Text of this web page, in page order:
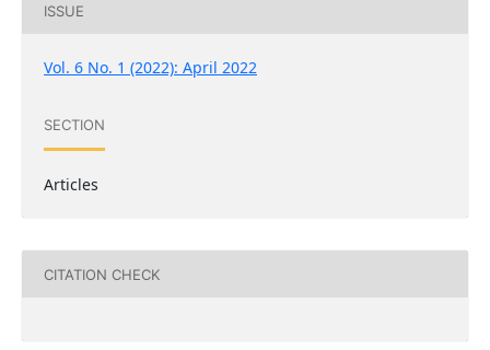
ISSUE
Vol. 6 No. 1 (2022): April 2022
SECTION
Articles
CITATION CHECK